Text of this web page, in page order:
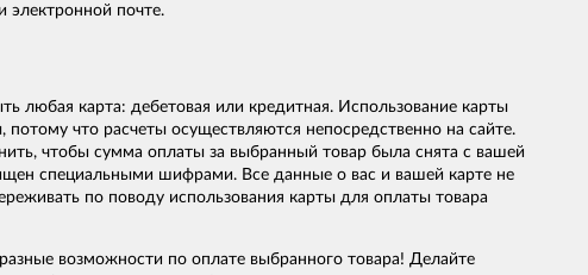
электронной почте.
любая карта: дебетовая или кредитная. Использование карты
что расчеты осуществляются непосредственно на сайте.
чтобы сумма оплаты за выбранный товар была снята с вашей
специальными шифрами. Все данные о вас и вашей карте не
по поводу использования карты для оплаты товара
возможности по оплате выбранного товара! Делайте